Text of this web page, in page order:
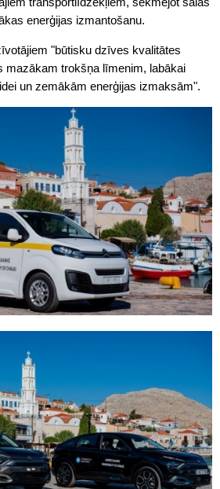
enerģijas izmantošanu.
"būtisku dzīves kvalitātes
mazākam trokšņa līmenim, labākai
un zemākām enerģijas izmaksām".